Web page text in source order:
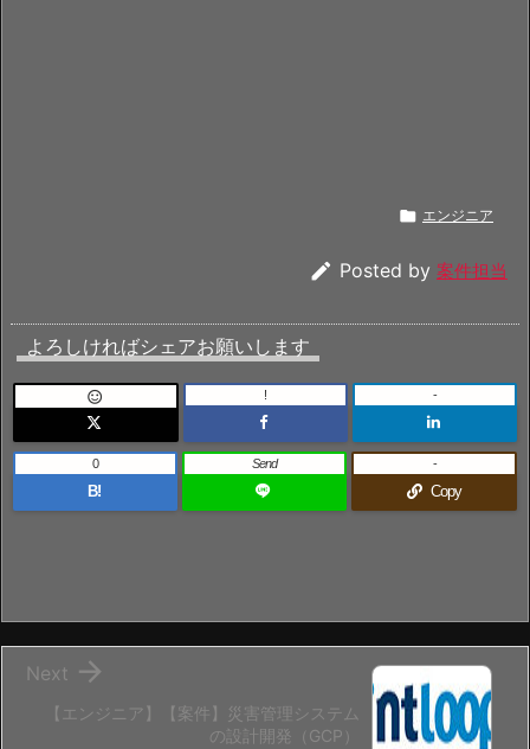
 エンジニア
 Posted by 案件担当
よろしければシェアお願いします
 ! -
B!
0 Send
Copy
-
【エンジニア】【案件】災害管理システム
の設計開発（GCP）

Next